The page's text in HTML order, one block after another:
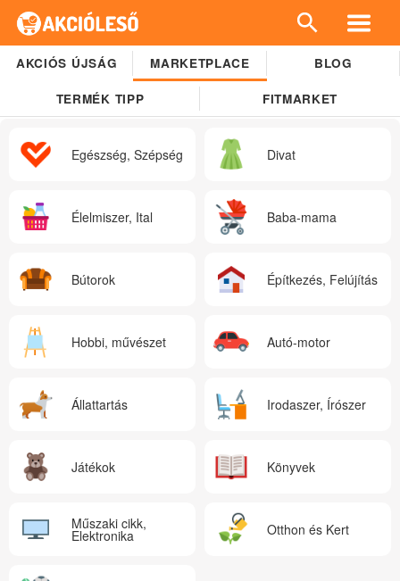
AKCIÓS ÚJSÁG MARKETPLACE BLOG
TERMÉK TIPP FITMARKET
Egészség, Szépség Divat
Élelmiszer, Ital Baba-mama
Bútorok Építkezés, Felújítás
Hobbi, művészet Autó-motor
Állattartás Irodaszer, Írószer
Játékok Könyvek
Műszaki cikk,
Elektronika Otthon és Kert